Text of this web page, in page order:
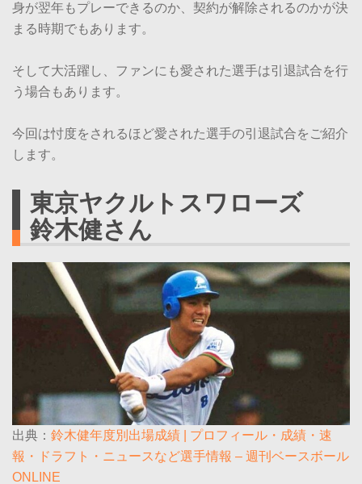
身が翌年もプレーできるのか、契約が解除されるのかが決
まる時期でもあります。
そして大活躍し、ファンにも愛された選手は引退試合を行
う場合もあります。
今回は忖度をされるほど愛された選手の引退試合をご紹介
します。
東京ヤクルトスワローズ
鈴木健さん
出典： 鈴木健年度別出場成績 | プロフィール・成績・速
報・ドラフト・ニュースなど選手情報 – 週刊ベースボール
ONLINE